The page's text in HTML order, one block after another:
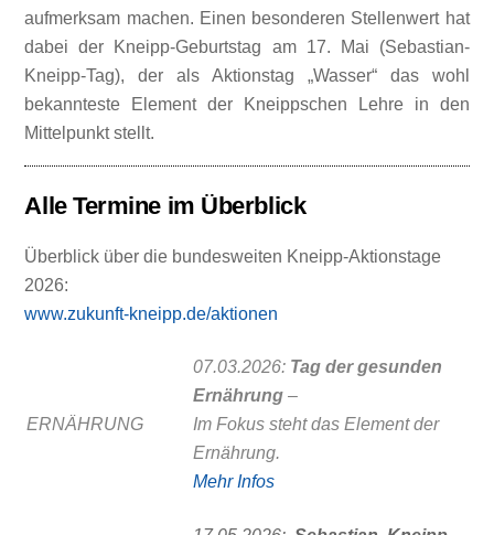
aufmerksam machen. Einen besonderen Stellenwert hat
dabei der Kneipp-Geburtstag am 17. Mai (Sebastian-
Kneipp-Tag), der als Aktionstag „Wasser“ das wohl
bekannteste Element der Kneippschen Lehre in den
Mittelpunkt stellt.
Alle Termine im Überblick
Überblick über die bundesweiten Kneipp-Aktionstage
2026:
www.zukunft-kneipp.de/aktionen
ERNÄHRUNG
07.03.2026: Tag der gesunden
Ernährung –
Im Fokus steht das Element der
Ernährung.
Mehr Infos